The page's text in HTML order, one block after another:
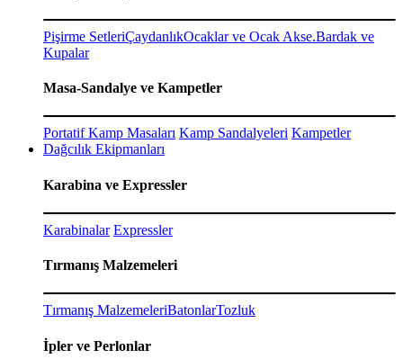
Pişirme SetleriÇaydanlıkOcaklar ve Ocak Akse.Bardak ve
Kupalar
Masa-Sandalye ve Kampetler
Portatif Kamp Masaları Kamp Sandalyeleri Kampetler
Dağcılık Ekipmanları
Karabina ve Expressler
Karabinalar Expressler
Tırmanış Malzemeleri
Tırmanış MalzemeleriBatonlarTozluk
İpler ve Perlonlar